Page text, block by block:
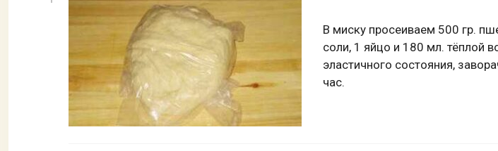
В миску просеиваем 500 гр.
соли, 1 яйцо и 180 мл. тёплой
эластичного состояния,
час.